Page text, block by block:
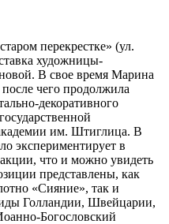
перекрестке» (ул.
художницы-
В свое время Марина
чего продолжила
декоративного
им. Штиглица. В
экспериментирует в
что и можно увидеть
представлены, как
«Сияние», так и
Голландии, Швейцарии,
Богословский